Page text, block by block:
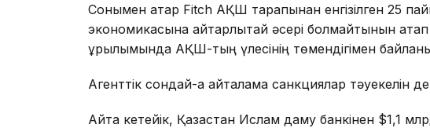
Сонымен қатар Fitch АҚШ тарапынан енгізілген 25
экономикасына айтарлықтай әсері болмайтынын атап
құрылымында АҚШ-тың үлесінің төмендігімен
Агенттік сондай-ақ қайталама санкциялар тәуекелін
Айта кетейік, Қазақстан Ислам даму банкінен $1,1